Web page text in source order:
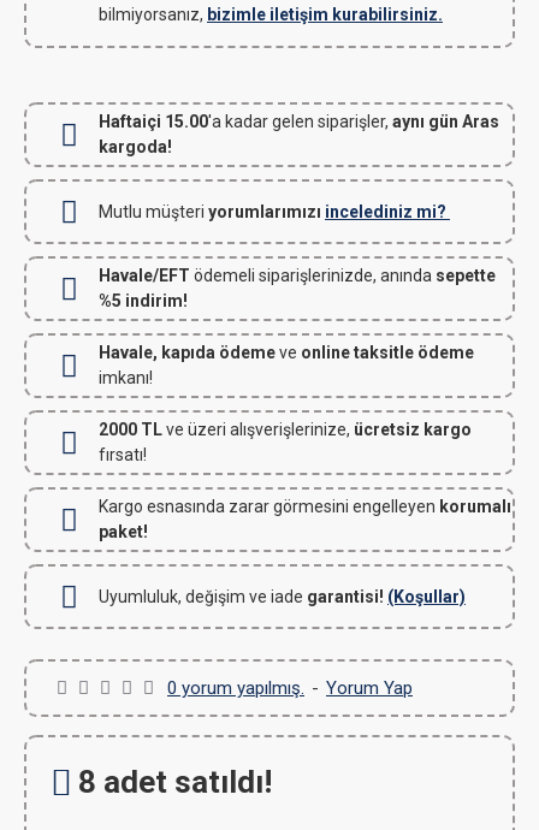
bilmiyorsanız, bizimle iletişim kurabilirsiniz.
Haftaiçi 15.00'a kadar gelen siparişler, aynı gün Aras
kargoda!
Mutlu müşteri yorumlarımızı incelediniz mi?
Havale/EFT ödemeli siparişlerinizde, anında sepette
%5 indirim!
Havale, kapıda ödemeve online taksitle ödeme
imkanı!
2000 TLve üzeri alışverişlerinize, ücretsiz kargo
fırsatı!
Kargo esnasında zarar görmesini engelleyen korumalı
paket!
Uyumluluk, değişim ve iade garantisi! (Koşullar)
0 yorum yapılmış. - Yorum Yap
8 adet satıldı!